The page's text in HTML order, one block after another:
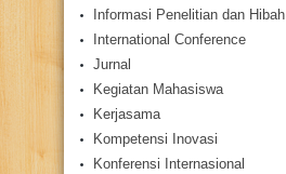
Informasi Penelitian dan Hibah
International Conference
Jurnal
Kegiatan Mahasiswa
Kerjasama
Kompetensi Inovasi
Konferensi Internasional